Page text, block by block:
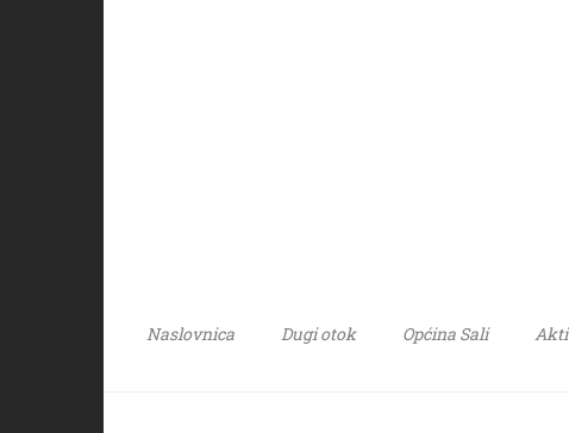
Naslovnica Dugi otok Općina Sali Akti